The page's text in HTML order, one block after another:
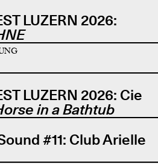
LUZERN 2026:
LUZERN 2026: Cie
in a Bathtub
#11: Club Arielle